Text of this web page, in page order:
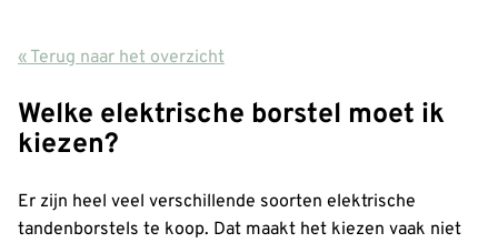
« Terug naar het overzicht
Welke elektrische borstel moet ik
kiezen?
Er zijn heel veel verschillende soorten elektrische
tandenborstels te koop. Dat maakt het kiezen vaak niet